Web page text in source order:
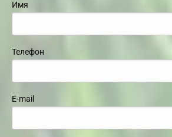
Имя
Телефон
E-mail